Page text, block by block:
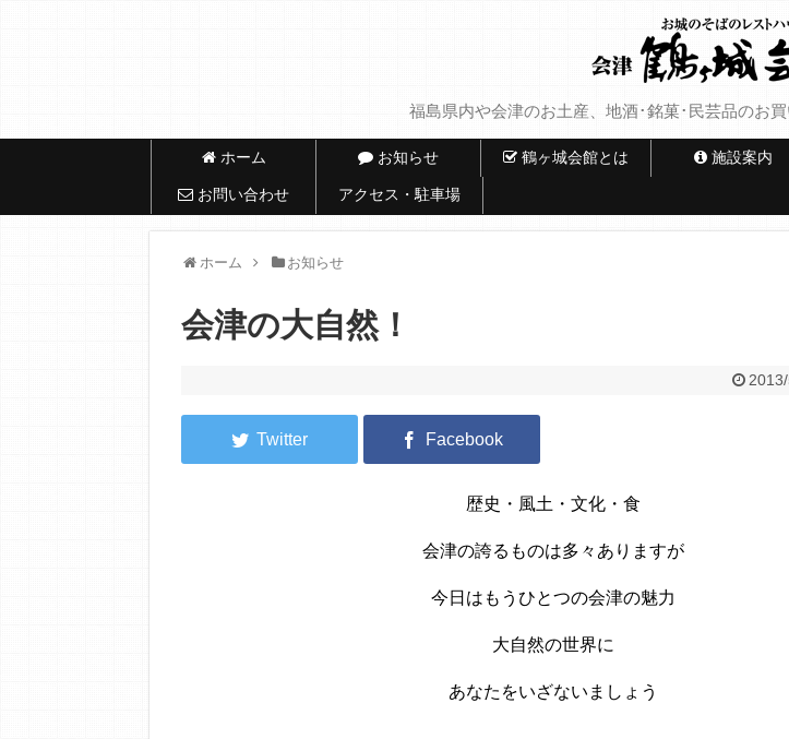
福島県内や会津のお土産、地酒･銘菓･民芸品のお
ホーム お知らせ 鶴ヶ城会館とは 施設案内
お問い合わせ アクセス・駐車場
ホーム お知らせ
会津の大自然！
歴史・風土・文化・食
会津の誇るものは多々ありますが
今日はもうひとつの会津の魅力
大自然の世界に
あなたをいざないましょう